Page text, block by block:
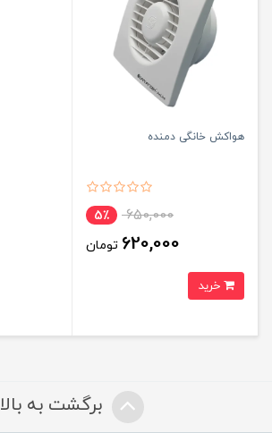
هواکش خانگی دمنده
650,000 5٪
620,000 تومان
برگشت به بالا